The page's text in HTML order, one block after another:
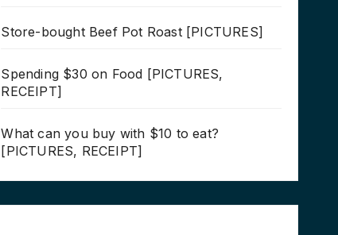
Store-bought Beef Pot Roast [PICTURES]
Spending $30 on Food [PICTURES,
RECEIPT]
What can you buy with $10 to eat?
[PICTURES, RECEIPT]